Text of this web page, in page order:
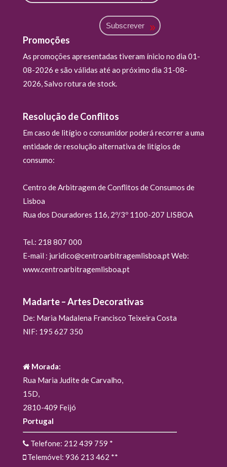
Subscrever
Promoções
As promoções apresentadas tiveram ínicio no dia 01-
08-2026 e são válidas até ao próximo dia 31-08-
2026, Salvo rotura de stock.
Resolução de Conflitos
Em caso de litígio o consumidor poderá recorrer a uma
entidade de resolução alternativa de litígios de
consumo:
Centro de Arbitragem de Conflitos de Consumos de
Lisboa
Rua dos Douradores 116, 2º/3º 1100-207 LISBOA
Tel.: 218 807 000
E-mail : juridico@centroarbitragemlisboa.pt Web:
www.centroarbitragemlisboa.pt
Madarte – Artes Decorativas
De: Maria Madalena Francisco Teixeira Costa
NIF: 195 627 350
Morada:
Rua Maria Judite de Carvalho,
15D,
2810-409 Feijó
Portugal
Telefone: 212 439 759 *
Telemóvel: 936 213 462 **